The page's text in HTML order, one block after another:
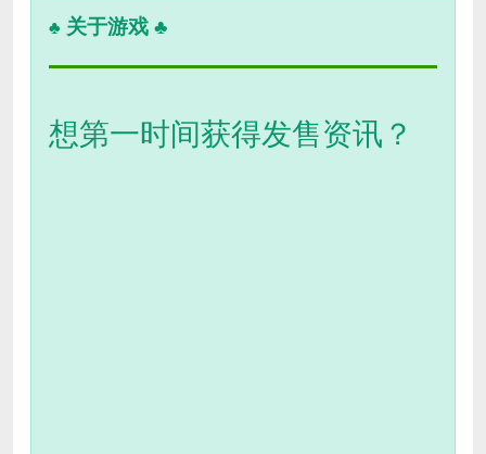
♣ 关于游戏 ♣
想第一时间获得发售资讯？